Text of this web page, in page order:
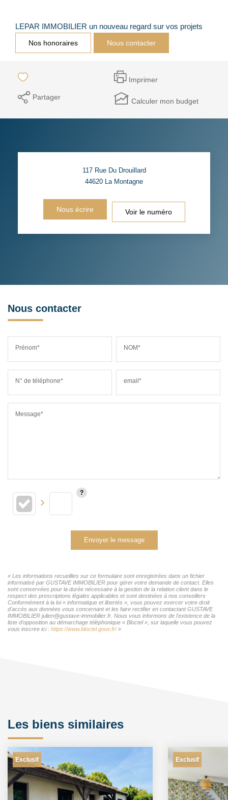
LEPAR IMMOBILIER un nouveau regard sur vos projets
Nos honoraires Nous contacter
Imprimer
Partager Calculer mon budget
117 Rue Du Drouillard
44620 La Montagne
Nous écrire Voir le numéro
Nous contacter
Prénom* NOM*
N° de téléphone* email*
Message*
Envoyer le message
« Les informations recueillies sur ce formulaire sont enregistrées dans un fichier
informatisé par GUSTAVE IMMOBILIER pour gérer votre demande de contact. Elles
sont conservées pour la durée nécessaire à la gestion de la relation client dans le
respect des prescriptions légales applicables et sont destinées à nos conseillers
Conformément à la loi « informatique et libertés », vous pouvez exercer votre droit
d'accès aux données vous concernant et les faire rectifier en contactant GUSTAVE
IMMOBILIER julien@gustave-immobilier.fr. Nous vous informons de l'existence de la
liste d'opposition au démarchage téléphonique « Bloctel », sur laquelle vous pouvez
vous inscrire ici : https://www.bloctel.gouv.fr/»
Les biens similaires
Exclusif Exclusif